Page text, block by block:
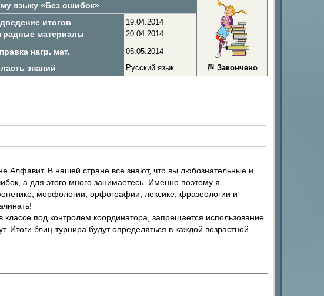
языку «Без ошибок»
итогов
материалы
19.04.2014
20.04.2014
нагр. мат. 05.05.2014
знаний Русский язык 🏁 Закончено
Алфавит. В нашей стране все знают, что вы любознательные и
а для этого много занимаетесь. Именно поэтому я
морфологии, орфографии, лексике, фразеологии и
под контролем координатора, запрещается использование
блиц-турнира будут определяться в каждой возрастной